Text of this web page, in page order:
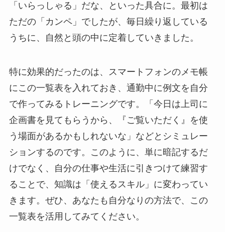
「いらっしゃる」だな、といった具合に。最初は
ただの「カンペ」でしたが、毎日繰り返している
うちに、自然と頭の中に定着していきました。
特に効果的だったのは、スマートフォンのメモ帳
にこの一覧表を入れておき、通勤中に例文を自分
で作ってみるトレーニングです。「今日は上司に
企画書を見てもらうから、『ご覧いただく』を使
う場面があるかもしれないな」などとシミュレー
ションするのです。このように、単に暗記するだ
けでなく、自分の仕事や生活に引きつけて練習す
ることで、知識は「使えるスキル」に変わってい
きます。ぜひ、あなたも自分なりの方法で、この
一覧表を活用してみてください。